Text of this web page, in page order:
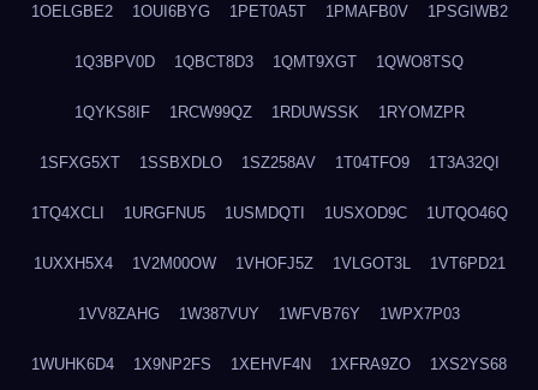
1OELGBE2 1OUI6BYG 1PET0A5T 1PMAFB0V 1PSGIWB2
1Q3BPV0D 1QBCT8D3 1QMT9XGT 1QWO8TSQ
1QYKS8IF 1RCW99QZ 1RDUWSSK 1RYOMZPR
1SFXG5XT 1SSBXDLO 1SZ258AV 1T04TFO9 1T3A32QI
1TQ4XCLI 1URGFNU5 1USMDQTI 1USXOD9C 1UTQO46Q
1UXXH5X4 1V2M00OW 1VHOFJ5Z 1VLGOT3L 1VT6PD21
1VV8ZAHG 1W387VUY 1WFVB76Y 1WPX7P03
1WUHK6D4 1X9NP2FS 1XEHVF4N 1XFRA9ZO 1XS2YS68